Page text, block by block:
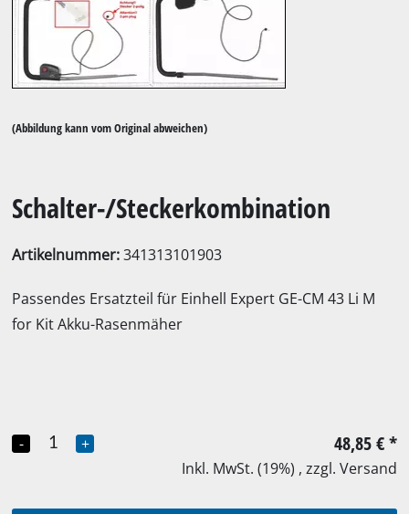
(Abbildung kann vom Original abweichen)
Schalter-/Steckerkombination
Artikelnummer:341313101903
Passendes Ersatzteil für Einhell Expert GE-CM 43 Li M
for Kit Akku-Rasenmäher
- + 48,85 €*
Inkl. MwSt. (19%) , zzgl. Versand